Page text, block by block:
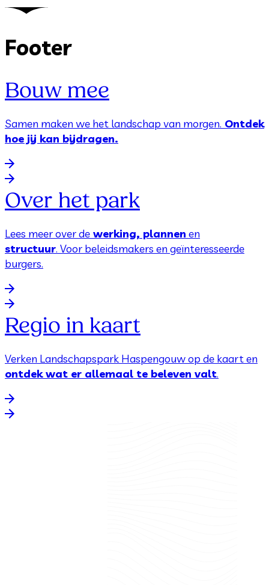
Footer
Bouw mee
Samen maken we het landschap van morgen. Ontdek
hoe jij kan bijdragen.
Over het park
Lees meer over de werking, plannen en
structuur. Voor beleidsmakers en geïnteresseerde
burgers.
Regio in kaart
Verken Landschapspark Haspengouw op de kaart en
ontdek wat er allemaal te beleven valt.